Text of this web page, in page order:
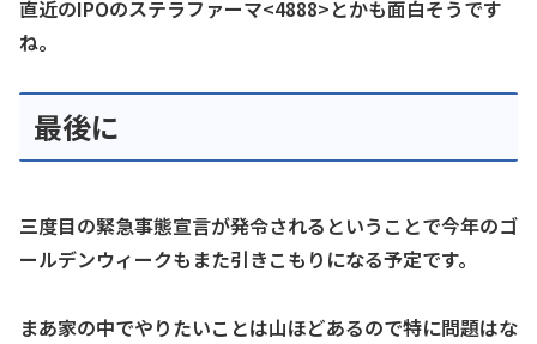
直近のIPOのステラファーマ<4888>とかも面白そうです
ね。
最後に
三度目の緊急事態宣言が発令されるということで今年のゴ
ールデンウィークもまた引きこもりになる予定です。
まあ家の中でやりたいことは山ほどあるので特に問題はな